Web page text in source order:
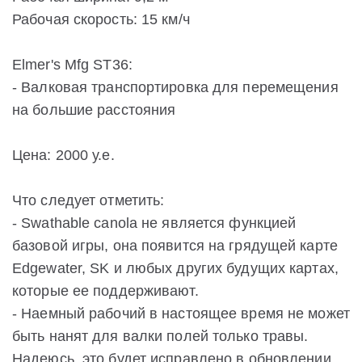
Рабочая скорость: 15 км/ч
Elmer's Mfg ST36:
- Валковая транспортировка для перемещения
на большие расстояния
Цена: 2000 у.е.
Что следует отметить:
- Swathable canola не является функцией
базовой игры, она появится на грядущей карте
Edgewater, SK и любых других будущих картах,
которые ее поддерживают.
- Наемный рабочий в настоящее время не может
быть нанят для валки полей только травы.